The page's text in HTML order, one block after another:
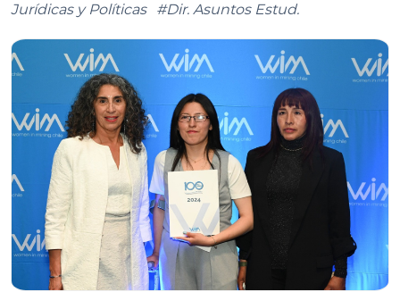
Jurídicas y Políticas
#Dir. Asuntos Estud.